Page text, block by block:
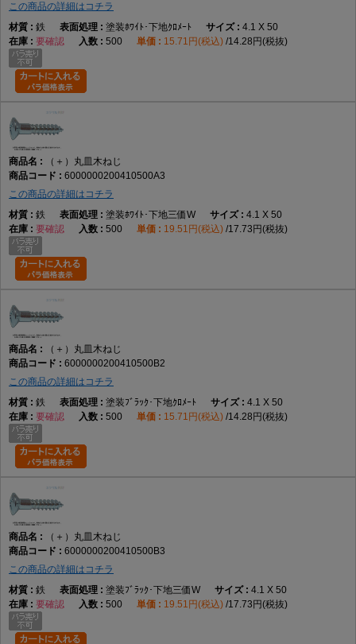
この商品の詳細はコチラ
鉄
塗装ﾎﾜｲﾄ･下地ｸﾛﾒｰﾄ
4.1 X 50
要確認
500 15.71円(税込) 14.28円(税抜)
（＋）丸皿木ねじ
6000000200410500A3
この商品の詳細はコチラ
鉄
塗装ﾎﾜｲﾄ･下地三価W
4.1 X 50
要確認
500 19.51円(税込) 17.73円(税抜)
（＋）丸皿木ねじ
6000000200410500B2
この商品の詳細はコチラ
鉄
塗装ﾌﾞﾗｯｸ･下地ｸﾛﾒｰﾄ
4.1 X 50
要確認
500 15.71円(税込) 14.28円(税抜)
（＋）丸皿木ねじ
6000000200410500B3
この商品の詳細はコチラ
鉄
塗装ﾌﾞﾗｯｸ･下地三価W
4.1 X 50
要確認
500 19.51円(税込) 17.73円(税抜)